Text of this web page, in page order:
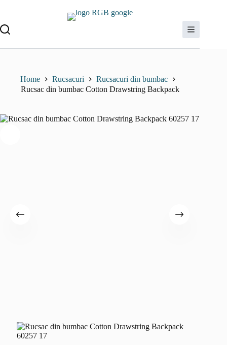
Home Rucsacuri
Rucsacuri din bumbac
Rucsac din bumbac Cotton Drawstring Backpack